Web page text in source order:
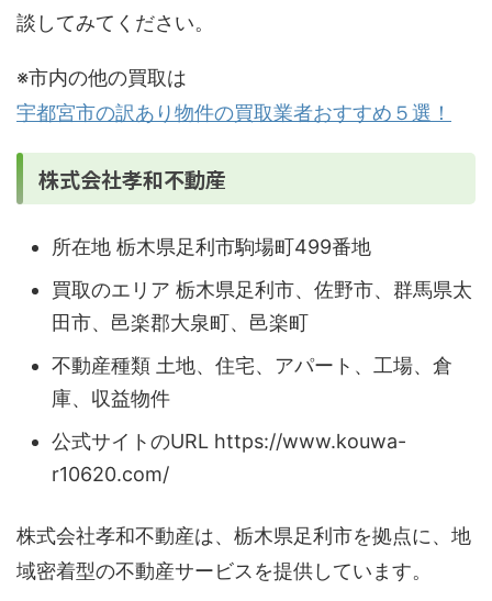
談してみてください。
※市内の他の買取は
宇都宮市の訳あり物件の買取業者おすすめ５選！
株式会社孝和不動産
所在地 栃木県足利市駒場町499番地
買取のエリア 栃木県足利市、佐野市、群馬県太
田市、邑楽郡大泉町、邑楽町
不動産種類 土地、住宅、アパート、工場、倉
庫、収益物件
公式サイトのURL https://www.kouwa-
r10620.com/
株式会社孝和不動産は、栃木県足利市を拠点に、地
域密着型の不動産サービスを提供しています。